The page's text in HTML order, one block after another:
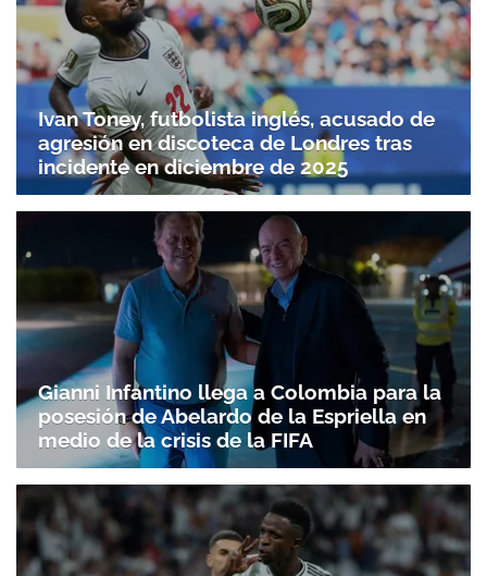
Ivan Toney, futbolista inglés, acusado de
agresión en discoteca de Londres tras
incidente en diciembre de 2025
Gianni Infantino llega a Colombia para la
posesión de Abelardo de la Espriella en
medio de la crisis de la FIFA